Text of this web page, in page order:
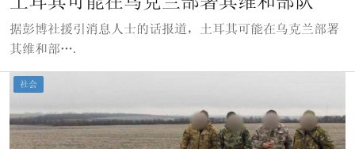
据彭博社援引消息人士的话报道，土耳其可能在乌克兰部署
其维和部….
社会